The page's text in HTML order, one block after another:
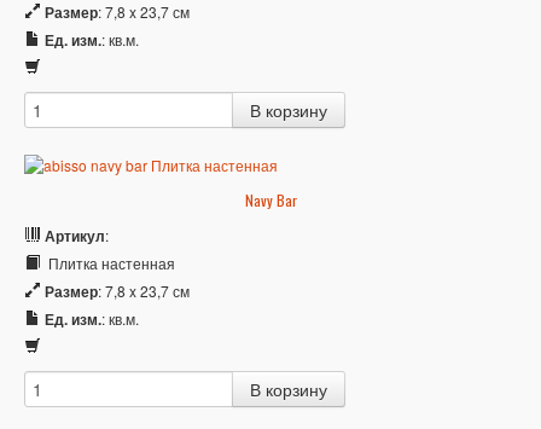
Размер: 7,8 x 23,7 см
Ед. изм.: кв.м.
Navy Bar
Артикул:
Плитка настенная
Размер: 7,8 x 23,7 см
Ед. изм.: кв.м.